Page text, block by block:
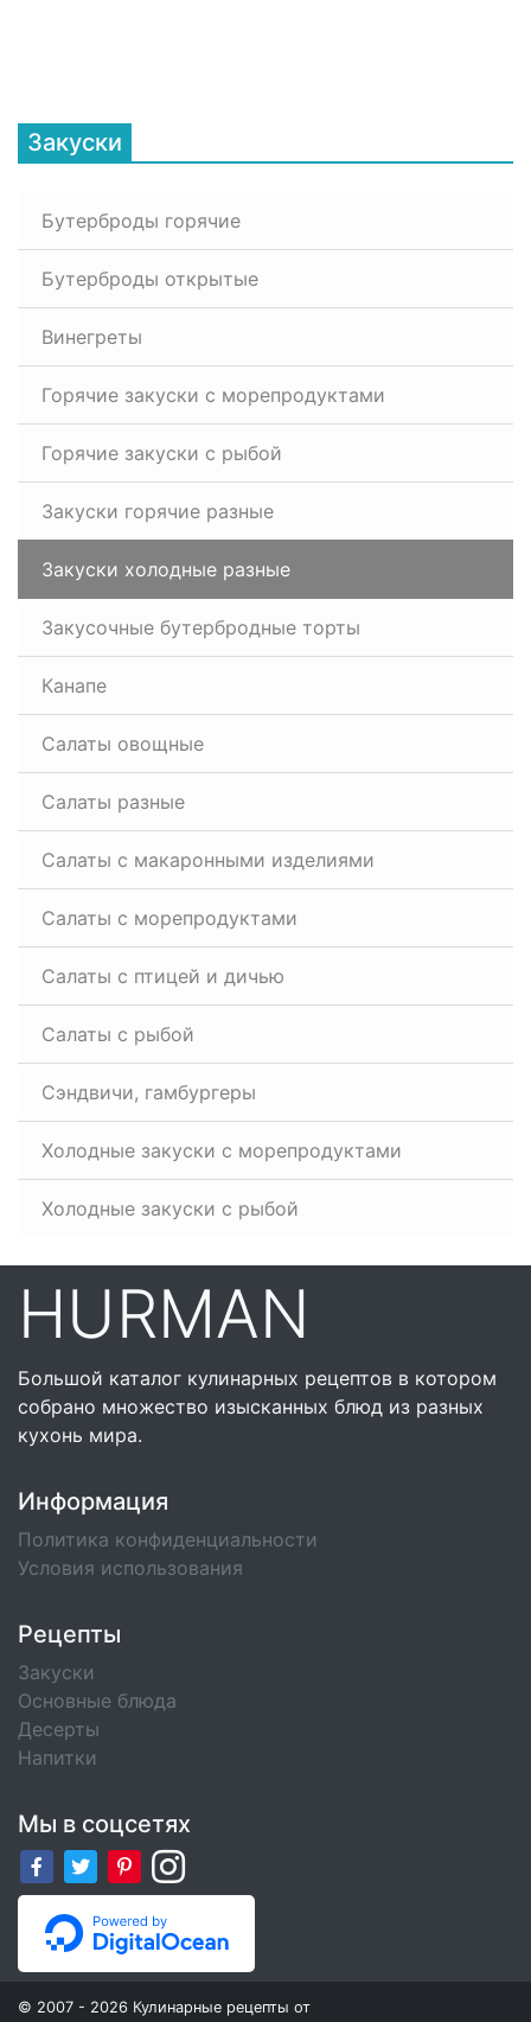
Закуски
Бутерброды горячие
Бутерброды открытые
Винегреты
Горячие закуски с морепродуктами
Горячие закуски с рыбой
Закуски горячие разные
Закуски холодные разные
Закусочные бутербродные торты
Канапе
Салаты овощные
Салаты разные
Салаты с макаронными изделиями
Салаты с морепродуктами
Салаты с птицей и дичью
Салаты с рыбой
Сэндвичи, гамбургеры
Холодные закуски с морепродуктами
Холодные закуски с рыбой
HURMAN
Большой каталог кулинарных рецептов в котором
собрано множество изысканных блюд из разных
кухонь мира.
Информация
Политика конфиденциальности
Условия использования
Рецепты
Закуски
Основные блюда
Десерты
Напитки
Мы в соцсетях
© 2007 - 2026 Кулинарные рецепты от